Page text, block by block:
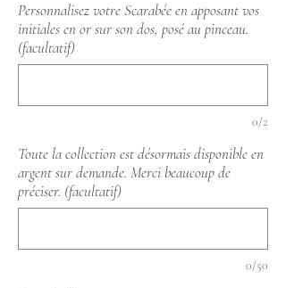
Personnalisez votre Scarabée en apposant vos
initiales en or sur son dos, posé au pinceau.
(facultatif)
0/2
Toute la collection est désormais disponible en
argent sur demande. Merci beaucoup de
préciser. (facultatif)
0/50